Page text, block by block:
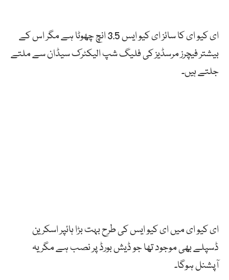
ای کیو ای کا سائز ای کیو ایس 3.5 انچ چھوٹا ہے مگر اس کے
بیشتر فیچرز مرسڈیز کی فلیگ شپ الیکٹرک سیڈان سے ملتے
جلتے ہیں۔
ای کیو ای میں ای کیو ایس کی طرح بہت بڑا ہائپر اسکرین
ڈسپلے بھی موجود تھا جو ڈیش بورڈ پر نصب ہے مگر یہ
آپشنل ہوگا۔